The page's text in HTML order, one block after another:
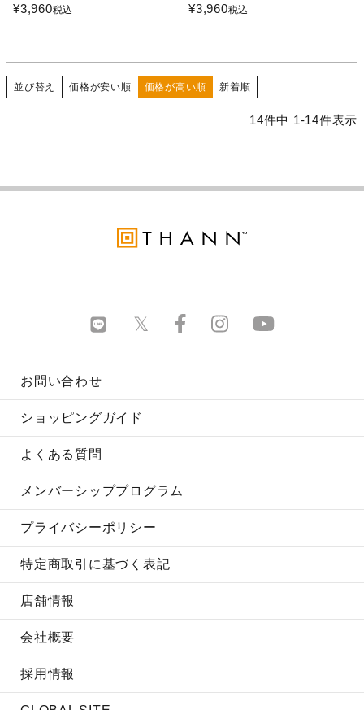
¥3,960税込 ¥3,960税込
並び替え 価格が安い順 価格が高い順 新着順
14件中 1-14件表示
お問い合わせ
ショッピングガイド
よくある質問
メンバーシッププログラム
プライバシーポリシー
特定商取引に基づく表記
店舗情報
会社概要
採用情報